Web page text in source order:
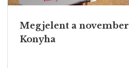
Megjelent a
Konyha